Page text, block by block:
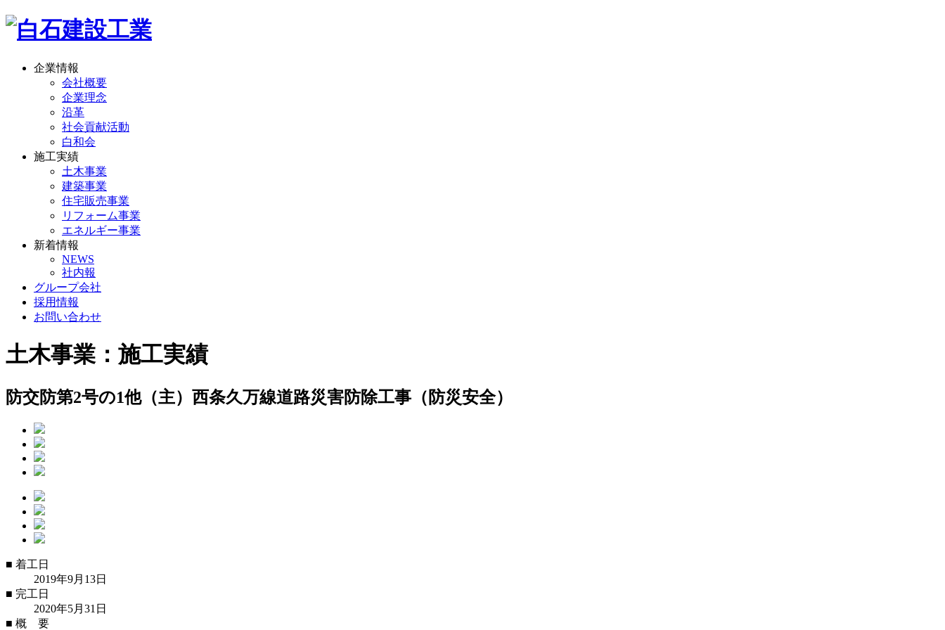
企業情報
会社概要
企業理念
沿革
社会貢献活動
白和会
施工実績
土木事業
建築事業
住宅販売事業
リフォーム事業
エネルギー事業
新着情報
NEWS
社内報
グループ会社
採用情報
お問い合わせ
土木事業：施工実績
防交防第2号の1他（主）西条久万線道路災害防除工事（防災安全）
■ 着工日
2019年9月13日
■ 完工日
2020年5月31日
■ 概 要